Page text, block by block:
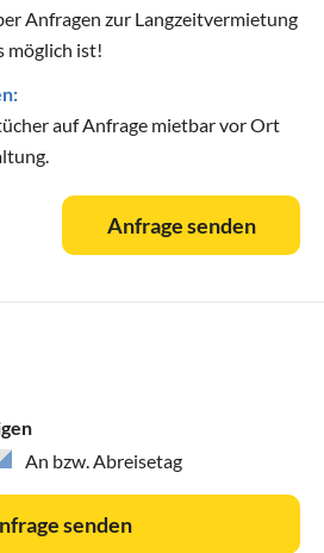
Anfragen zur Langzeitvermietung
möglich ist!
auf Anfrage mietbar vor Ort
Anfrage senden
An bzw. Abreisetag
senden